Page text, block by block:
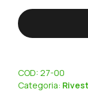
COD: 27-00
Categoria: